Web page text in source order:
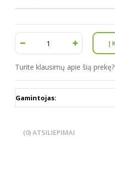
Turite klausimų apie šią prekę?
Gamintojas:
(0) ATSILIEPIMAI